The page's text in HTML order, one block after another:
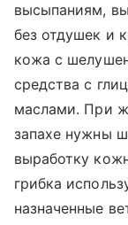
высыпаниям,
без отдушек и
кожа с
средства с
маслами. При
запахе нужны
выработку
грибка
назначенные